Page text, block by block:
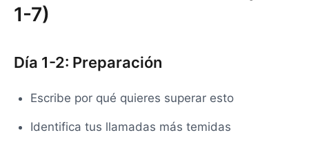
1-7)
Día 1-2: Preparación
Escribe por qué quieres superar esto
Identifica tus llamadas más temidas